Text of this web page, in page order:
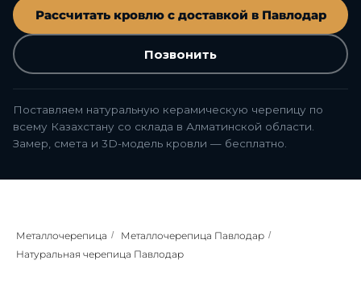
Рассчитать кровлю с доставкой в Павлодар
Позвонить
Поставляем натуральную керамическую черепицу по
всему Казахстану со склада в Алматинской области.
Замер, смета и 3D-модель кровли — бесплатно.
Металлочерепица / Металлочерепица Павлодар /
Натуральная черепица Павлодар